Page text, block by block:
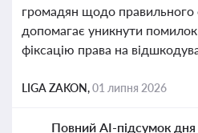
громадян щодо
допомагає уникнути помилок
фіксацію права на
LIGA ZAKON,01 липня 2026
Повний AI-підсумок дня